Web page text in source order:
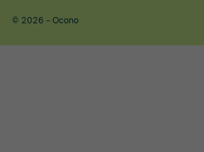
© 2026 - Ocono